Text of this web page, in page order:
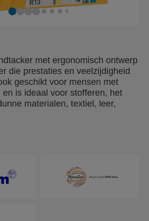
met ergonomisch ontwerp
die prestaties en veelzijdigheid
geschikt voor mensen met
en is ideaal voor stofferen, het
materialen, textiel, leer,
ergonomische R13 is in
hoogwaardig staal.